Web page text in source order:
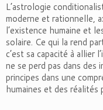
L’astrologie
moderne et rationnelle,
l’existence humaine et
solaire. Ce qui la rend
c’est sa capacité à allier
ne se perd pas dans des
principes dans une
humaines et des réalités